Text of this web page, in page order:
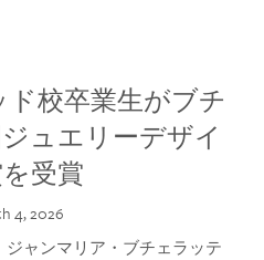
ド校卒業生がブチ
ュエリーデザイ
受賞
4, 2026
ャンマリア・ブチェラッテ